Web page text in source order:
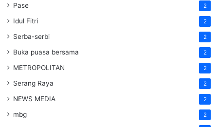
Pase 2
Idul Fitri 2
Serba-serbi 2
Buka puasa bersama 2
METROPOLITAN 2
Serang Raya 2
NEWS MEDIA 2
mbg 2